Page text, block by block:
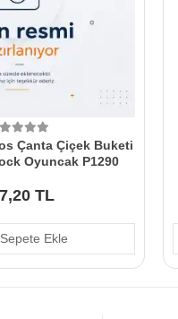
Çanta Çiçek Buketi
Oyuncak P1290
TL
Sepete Ekle